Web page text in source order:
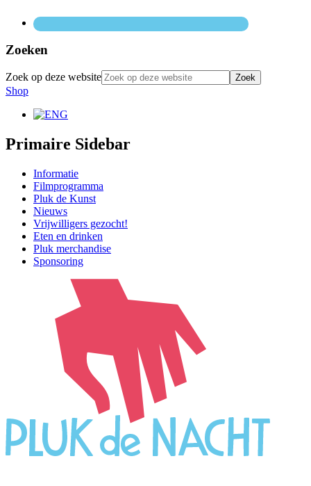
Zoeken
Zoek op deze website
Shop
Primaire Sidebar
Informatie
Filmprogramma
Pluk de Kunst
Nieuws
Vrijwilligers gezocht!
Eten en drinken
Pluk merchandise
Sponsoring